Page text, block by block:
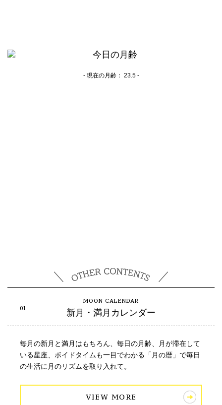
- 現在の月齢： 23.5 -
新月・満月カレンダー
毎月の新月と満月はもちろん、毎日の月齢、月が滞在して
いる星座、ボイドタイムも一目でわかる「月の暦」で毎日
の生活に月のリズムを取り入れて。
VIEW MORE